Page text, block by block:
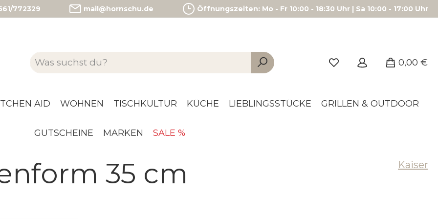
772329 mail@hornschu.de Öffnungszeiten: Mo - Fr 10:00 - 18:30 Uhr | Sa 10:00 - 17:00 Uhr
0,00 €
AID WOHNEN TISCHKULTUR KÜCHE LIEBLINGSSTÜCKE GRILLEN & OUTDOOR
GUTSCHEINE MARKEN SALE %
35 cm Kaiser